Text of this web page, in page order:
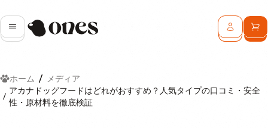
メニューOnes ログインカ
ホーム
メディア
アカナドッグフードはどれがおすすめ？人気タイプの口コミ・安全
性・原材料を徹底検証